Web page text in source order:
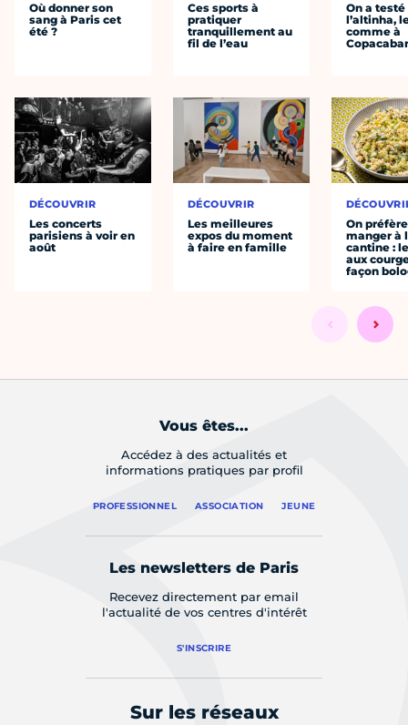
Où donner son
sang à Paris cet
été ?
DÉCOUVRIR
Les concerts
parisiens à voir en
août
Ces sports à
pratiquer
tranquillement au
fil de l’eau
DÉCOUVRIR
Les meilleures
expos du moment
à faire en famille
On a testé
l’altinha,
comme à
On préfère
manger à
cantine :
aux
façon
Vous êtes...
Accédez à des actualités et
informations pratiques par profil
PROFESSIONNEL ASSOCIATION JEUNE
Les newsletters de Paris
Recevez directement par email
l'actualité de vos centres d'intérêt
S'INSCRIRE
Sur les réseaux